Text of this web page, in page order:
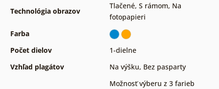
Technológia obrazov
Tlačené, S rámom, Na
fotopapieri
Farba
Počet dielov
1-dielne
Vzhľad plagátov
Na výšku, Bez pasparty
Možnosť výberu z 3 farieb